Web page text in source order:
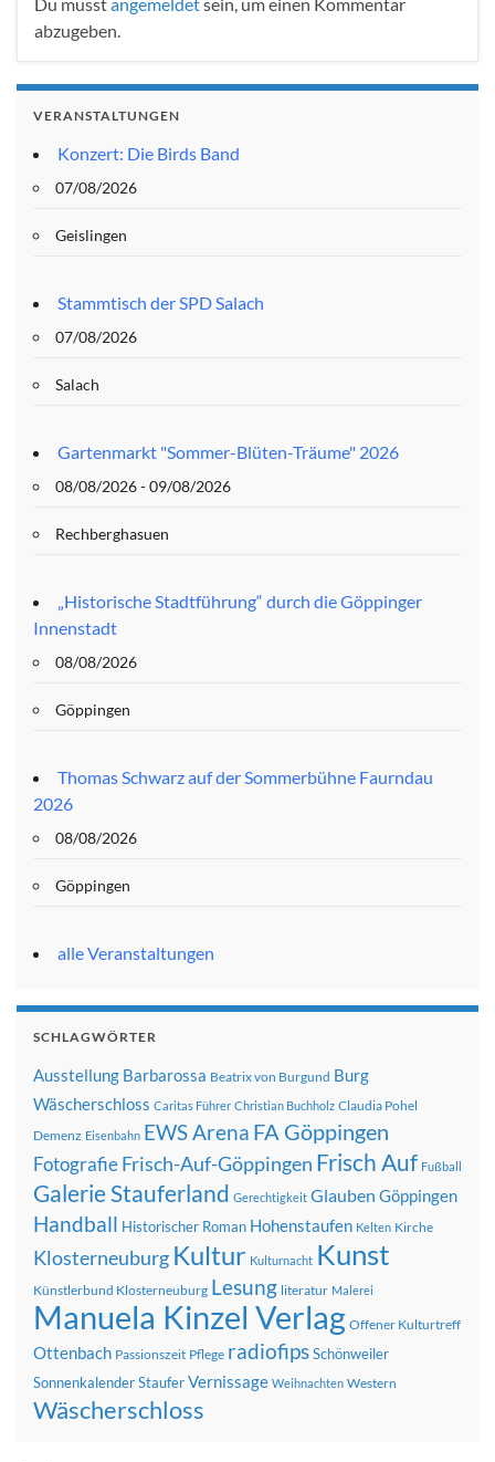
abzugeben.
VERANSTALTUNGEN
Konzert: Die Birds Band
07/08/2026
Geislingen
Stammtisch der SPD Salach
07/08/2026
Salach
Gartenmarkt "Sommer-Blüten-Träume" 2026
08/08/2026 - 09/08/2026
Rechberghasuen
„Historische Stadtführung“ durch die Göppinger
Innenstadt
08/08/2026
Göppingen
Thomas Schwarz auf der Sommerbühne Faurndau
2026
08/08/2026
Göppingen
alle Veranstaltungen
SCHLAGWÖRTER
Ausstellung Barbarossa Beatrix von Burgund Burg
Wäscherschloss Caritas Führer Christian Buchholz Claudia Pohel
Demenz Eisenbahn EWS Arena FA Göppingen
FotografieFrisch-Auf-Göppingen Frisch Auf Fußball
Galerie Stauferland Gerechtigkeit Glauben Göppingen
Handball Historischer Roman Hohenstaufen Kelten Kirche
Klosterneuburg Kultur Kulturnacht Kunst
Künstlerbund Klosterneuburg Lesung literatur Malerei
Manuela Kinzel Verlag Offener Kulturtreff
Ottenbach Passionszeit Pflege radiofipsSchönweiler
SonnenkalenderStauferVernissage Weihnachten Western
Wäscherschloss